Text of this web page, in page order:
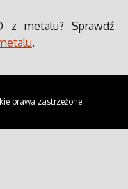
z metalu? Sprawdź
.
prawa zastrzeżone.